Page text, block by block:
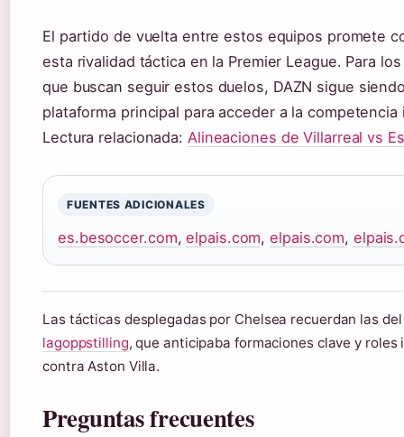
El partido de vuelta entre estos equipos promete
esta rivalidad táctica en la Premier League. Para
que buscan seguir estos duelos, DAZN sigue
plataforma principal para acceder a la competencia
Lectura relacionada: Alineaciones de Villarreal vs
FUENTES ADICIONALES
es.besoccer.com,elpais.com,elpais.com,
Las tácticas desplegadas por Chelsea recuerdan las
lagoppstilling, que anticipaba formaciones clave y roles
contra Aston Villa.
Preguntas frecuentes